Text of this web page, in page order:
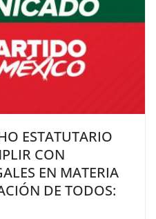
ESTATUTARIO
CON
EN MATERIA
DE TODOS: